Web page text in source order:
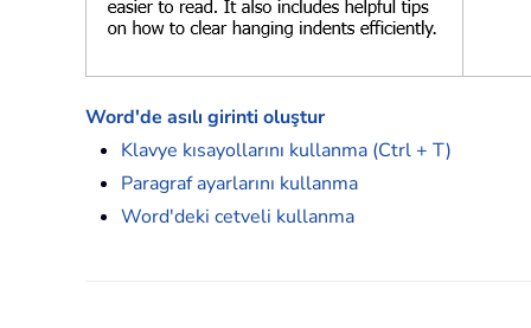
Word'de asılı girinti oluştur
Klavye kısayollarını kullanma (Ctrl + T)
Paragraf ayarlarını kullanma
Word'deki cetveli kullanma